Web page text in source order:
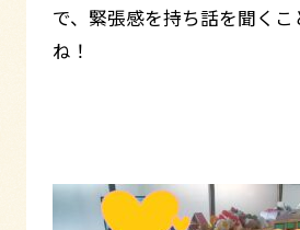
で、緊張感を持ち話を聞く
ね！